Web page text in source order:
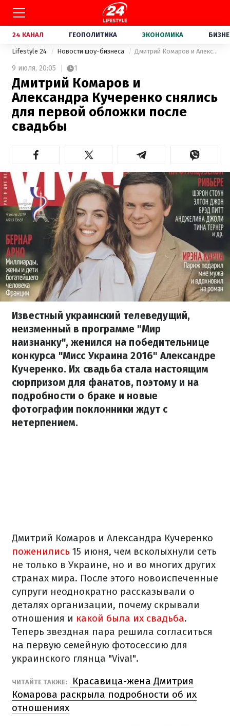
24 КАНАЛ ГЕОПОЛИТИКА ЭКОНОМИКА
Lifestyle 24 Новости шоу-бизнеса Дмитрий Комаров и Александра Кучеренко снялись для первой обложки после свадьбы
9 июля, 20:05 1
Дмитрий Комаров и
Александра Кучеренко снялись
для первой обложки после
свадьбы
Известный украинский телеведущий,
неизменный в программе "Мир
наизнанку", женился на победительнице
конкурса "Мисс Украина 2016" Александре
Кучеренко. Их свадьба стала настоящим
сюрпризом для фанатов, поэтому и на
подробности о браке и новые
фотографии поклонники ждут с
нетерпением.
Дмитрий Комаров и Александра Кучеренко
поженились 15 июня, чем всколыхнули сеть
не только в Украине, но и во многих других
странах мира. После этого новоиспеченные
супруги неоднократно рассказывали о
деталях организации, почему скрывали
отношения и какой была их свадьба.
Теперь звездная пара решила согласиться
на первую семейную фотосессию для
украинского глянца "Viva!".
ЧИТАЙТЕ ТАКЖЕ:
Красавица-жена Дмитрия
Комарова раскрыла подробности об их
отношениях